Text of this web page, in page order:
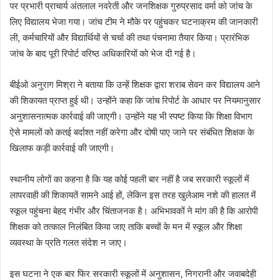
पर प्रभारी प्राचार्य अंतलाल नवरेती और जनशिक्षक गुरुप्रसाद वर्मा को जांच के
लिए विद्यालय भेजा गया। जांच टीम ने मौके पर पहुंचकर घटनाक्रम की जानकारी
ली, कर्मचारियों और विद्यार्थियों से चर्चा की तथा पंचनामा तैयार किया। प्रारंभिक
जांच के बाद पूरी रिपोर्ट वरिष्ठ अधिकारियों को भेज दी गई है।
बीईओ अनुराग मिश्रा ने बताया कि उन्हें शिक्षक द्वारा शराब सेवन कर विद्यालय आने
की शिकायत प्राप्त हुई थी। उन्होंने कहा कि जांच रिपोर्ट के आधार पर नियमानुसार
अनुशासनात्मक कार्रवाई की जाएगी। उन्होंने यह भी स्पष्ट किया कि शिक्षा विभाग
ऐसे मामलों को कतई बर्दाश्त नहीं करेगा और दोषी पाए जाने पर संबंधित शिक्षक के
खिलाफ कड़ी कार्रवाई की जाएगी।
स्थानीय लोगों का कहना है कि यह कोई पहली बार नहीं है जब सरकारी स्कूलों में
लापरवाही की शिकायतें सामने आई हों, लेकिन इस तरह खुलेआम नशे की हालत में
स्कूल पहुंचना बेहद गंभीर और चिंताजनक है। अभिभावकों ने मांग की है कि आरोपी
शिक्षक को तत्काल निलंबित किया जाए ताकि बच्चों के मन में स्कूल और शिक्षा
व्यवस्था के प्रति गलत संदेश न जाए।
इस घटना ने एक बार फिर सरकारी स्कूलों में अनुशासन, निगरानी और जवाबदेही